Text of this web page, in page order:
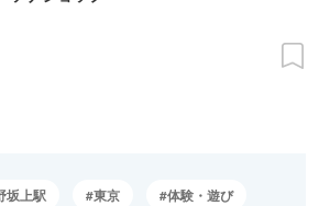
坂上駅 東京 体験・遊び